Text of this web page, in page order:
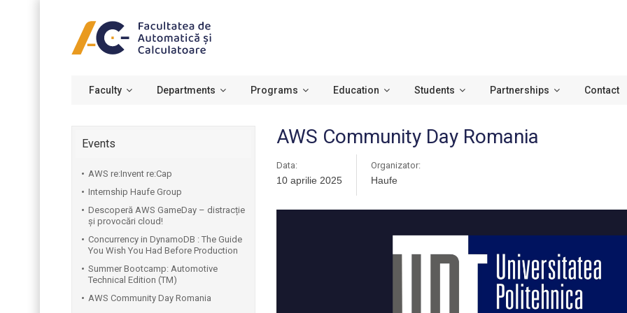
Faculty Departments Programs Education Students Partnerships Contact
AWS Community Day Romania
Data:
10 aprilie 2025
Organizator:
Haufe
Events
AWS re:Invent re:Cap
Internship Haufe Group
Descoperă AWS GameDay – distracție
și provocări cloud!
Concurrency in DynamoDB : The Guide
You Wish You Had Before Production
Summer Bootcamp: Automotive
Technical Edition (TM)
AWS Community Day Romania